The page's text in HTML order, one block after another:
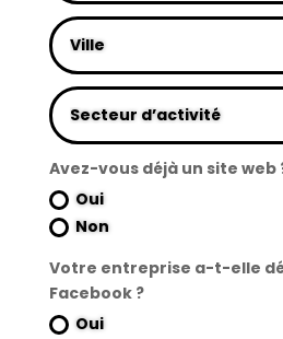
Avez-vous déjà un site web
Oui
Non
Votre entreprise a-t-elle
Facebook ?
Oui